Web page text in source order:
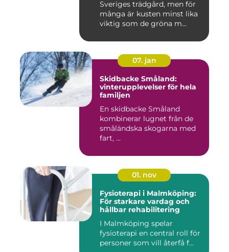
Sveriges trädgård, men för
många är kusten minst lika
viktig som de gröna m...
07. jan
Skidbacke Småland:
vinterupplevelser för hela
familjen
En skidbacke Småland
kombinerar lugnet från de
småländska skogarna med
fart, ...
01. nov
Fysioterapi i Malmköping:
För starkare vardag och
hållbar rehabilitering
I Malmköping spelar
fysioterapi en central roll för
personer som vill återfå f...